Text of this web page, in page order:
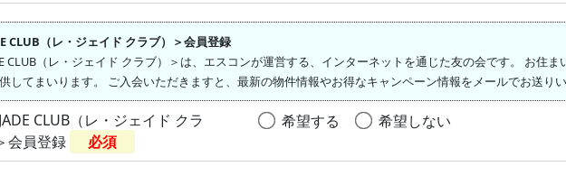
CLUB（レ・ジェイド クラブ）＞会員登録
CLUB（レ・ジェイド クラブ）＞は、エスコンが運営する、インターネットを通じた友の会です。 お住
してまいります。 ご入会いただきますと、最新の物件情報やお得なキャンペーン情報をメールでお送り
CLUB（レ・ジェイド クラ
会員登録
必須
希望する 希望しない